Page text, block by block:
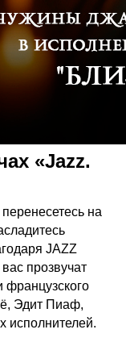
«Jazz.
на
JAZZ
прозвучат
Эдит Пиаф,
исполнителей.